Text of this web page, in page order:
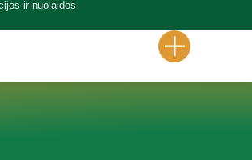
ir nuolaidos